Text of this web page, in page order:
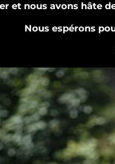
et nous avons hâte
Nous espérons